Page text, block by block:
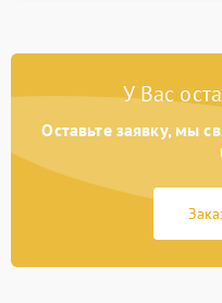
У Вас
Оставьте заявку, мы